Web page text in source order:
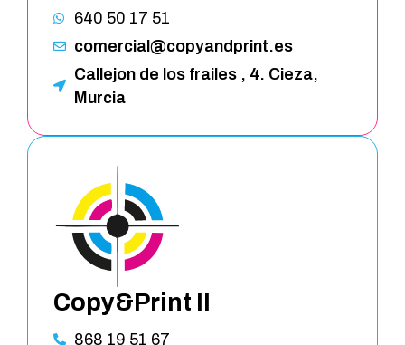
640 50 17 51
comercial@copyandprint.es
Callejon de los frailes , 4. Cieza,
Murcia
Copy&Print II
868 19 51 67